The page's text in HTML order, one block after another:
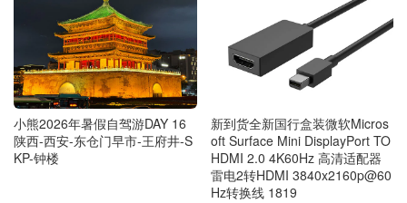
小熊2026年暑假自驾游DAY 16
陕西-西安-东仓门早市-王府井-S
KP-钟楼
新到货全新国行盒装微软Micros
oft Surface Mini DisplayPort TO
HDMI 2.0 4K60Hz 高清适配器
雷电2转HDMI 3840x2160p@60
Hz转换线 1819